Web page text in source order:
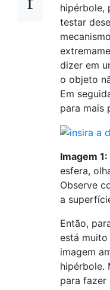
hipérbole,
testar
dizer em
o objeto
Em
para mais
Imagem 1:
esfera,
Observe
a
Então,
está muito
imagem
hipérbole.
para fazer